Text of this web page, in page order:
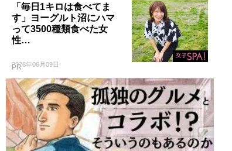
「毎日1キロは食べてま
す」ヨーグルト沼にハマ
って3500種類食べた女
性…
2026年06月09日
PR